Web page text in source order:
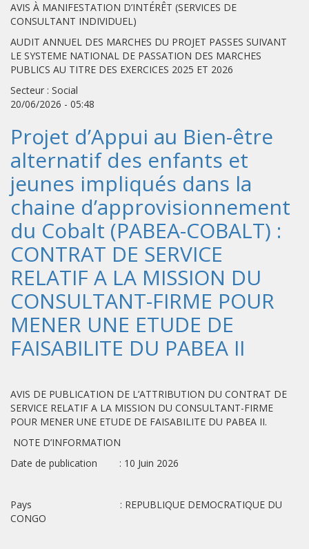
AVIS À MANIFESTATION D’INTÉRÊT (SERVICES DE
CONSULTANT INDIVIDUEL)
AUDIT ANNUEL DES MARCHES DU PROJET PASSES SUIVANT
LE SYSTEME NATIONAL DE PASSATION DES MARCHES
PUBLICS AU TITRE DES EXERCICES 2025 ET 2026
Secteur : Social
20/06/2026 - 05:48
Projet d’Appui au Bien-être
alternatif des enfants et
jeunes impliqués dans la
chaine d’approvisionnement
du Cobalt (PABEA-COBALT) :
CONTRAT DE SERVICE
RELATIF A LA MISSION DU
CONSULTANT-FIRME POUR
MENER UNE ETUDE DE
FAISABILITE DU PABEA II
AVIS DE PUBLICATION DE L’ATTRIBUTION DU CONTRAT DE
SERVICE RELATIF A LA MISSION DU CONSULTANT-FIRME
POUR MENER UNE ETUDE DE FAISABILITE DU PABEA II.
NOTE D’INFORMATION
Date de publication : 10 Juin 2026
Pays : REPUBLIQUE DEMOCRATIQUE DU
CONGO